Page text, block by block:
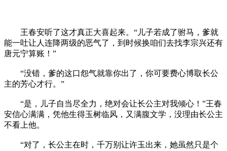
王春安听了这才真正大喜起来。“儿子若成了驸马，爹就
能一吐让人连降两级的恶气了，到时候换咱们去找李宗兴还有
唐元宁算账！”
“没错，爹的这口怨气就靠你出了，你可要费心博取长公
主的芳心才行。”
“是，儿子自当尽全力，绝对会让长公主对我倾心！”王春
安信心满满，凭他生得玉树临风，又满腹文学，没理由长公主
不看上他。
“对了，长公主在时，千万别让许玉出来，她虽然只是个